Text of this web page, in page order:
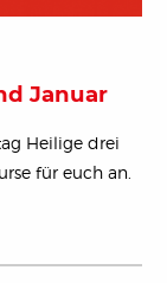
Januar
Heilige drei
für euch an.